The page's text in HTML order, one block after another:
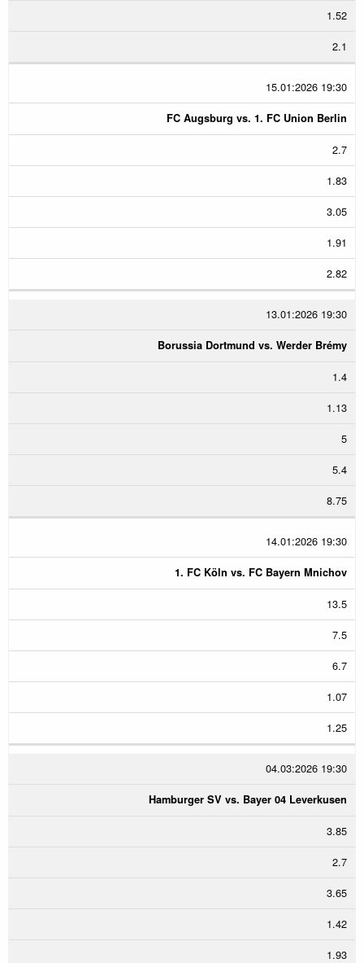
1.52
2.1
15.01:2026 19:30
FC Augsburg vs. 1. FC Union Berlin
2.7
1.83
3.05
1.91
2.82
13.01:2026 19:30
Borussia Dortmund vs. Werder Brémy
1.4
1.13
5
5.4
8.75
14.01:2026 19:30
1. FC Köln vs. FC Bayern Mnichov
13.5
7.5
6.7
1.07
1.25
04.03:2026 19:30
Hamburger SV vs. Bayer 04 Leverkusen
3.85
2.7
3.65
1.42
1.93